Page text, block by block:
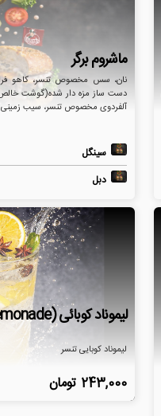
ماشروم برگر
دست ساز مزه دار شده(گوشت خالص
آلفردوی مخصوص تنسر، سیب زمینی 8 پر سرخ شده
سینگل
دبل
لیموناد کوبائی (Cuban lemonade)
لیموناد کوبایی تنسر
243,000 تومان